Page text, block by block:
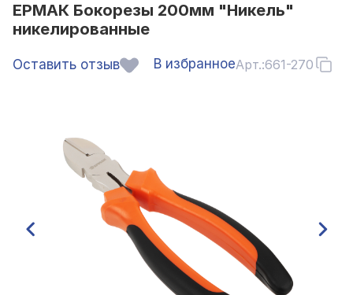
ЕРМАК Бокорезы 200мм "Никель"
никелированные
Оставить отзыв В избранноеАрт.:661-270